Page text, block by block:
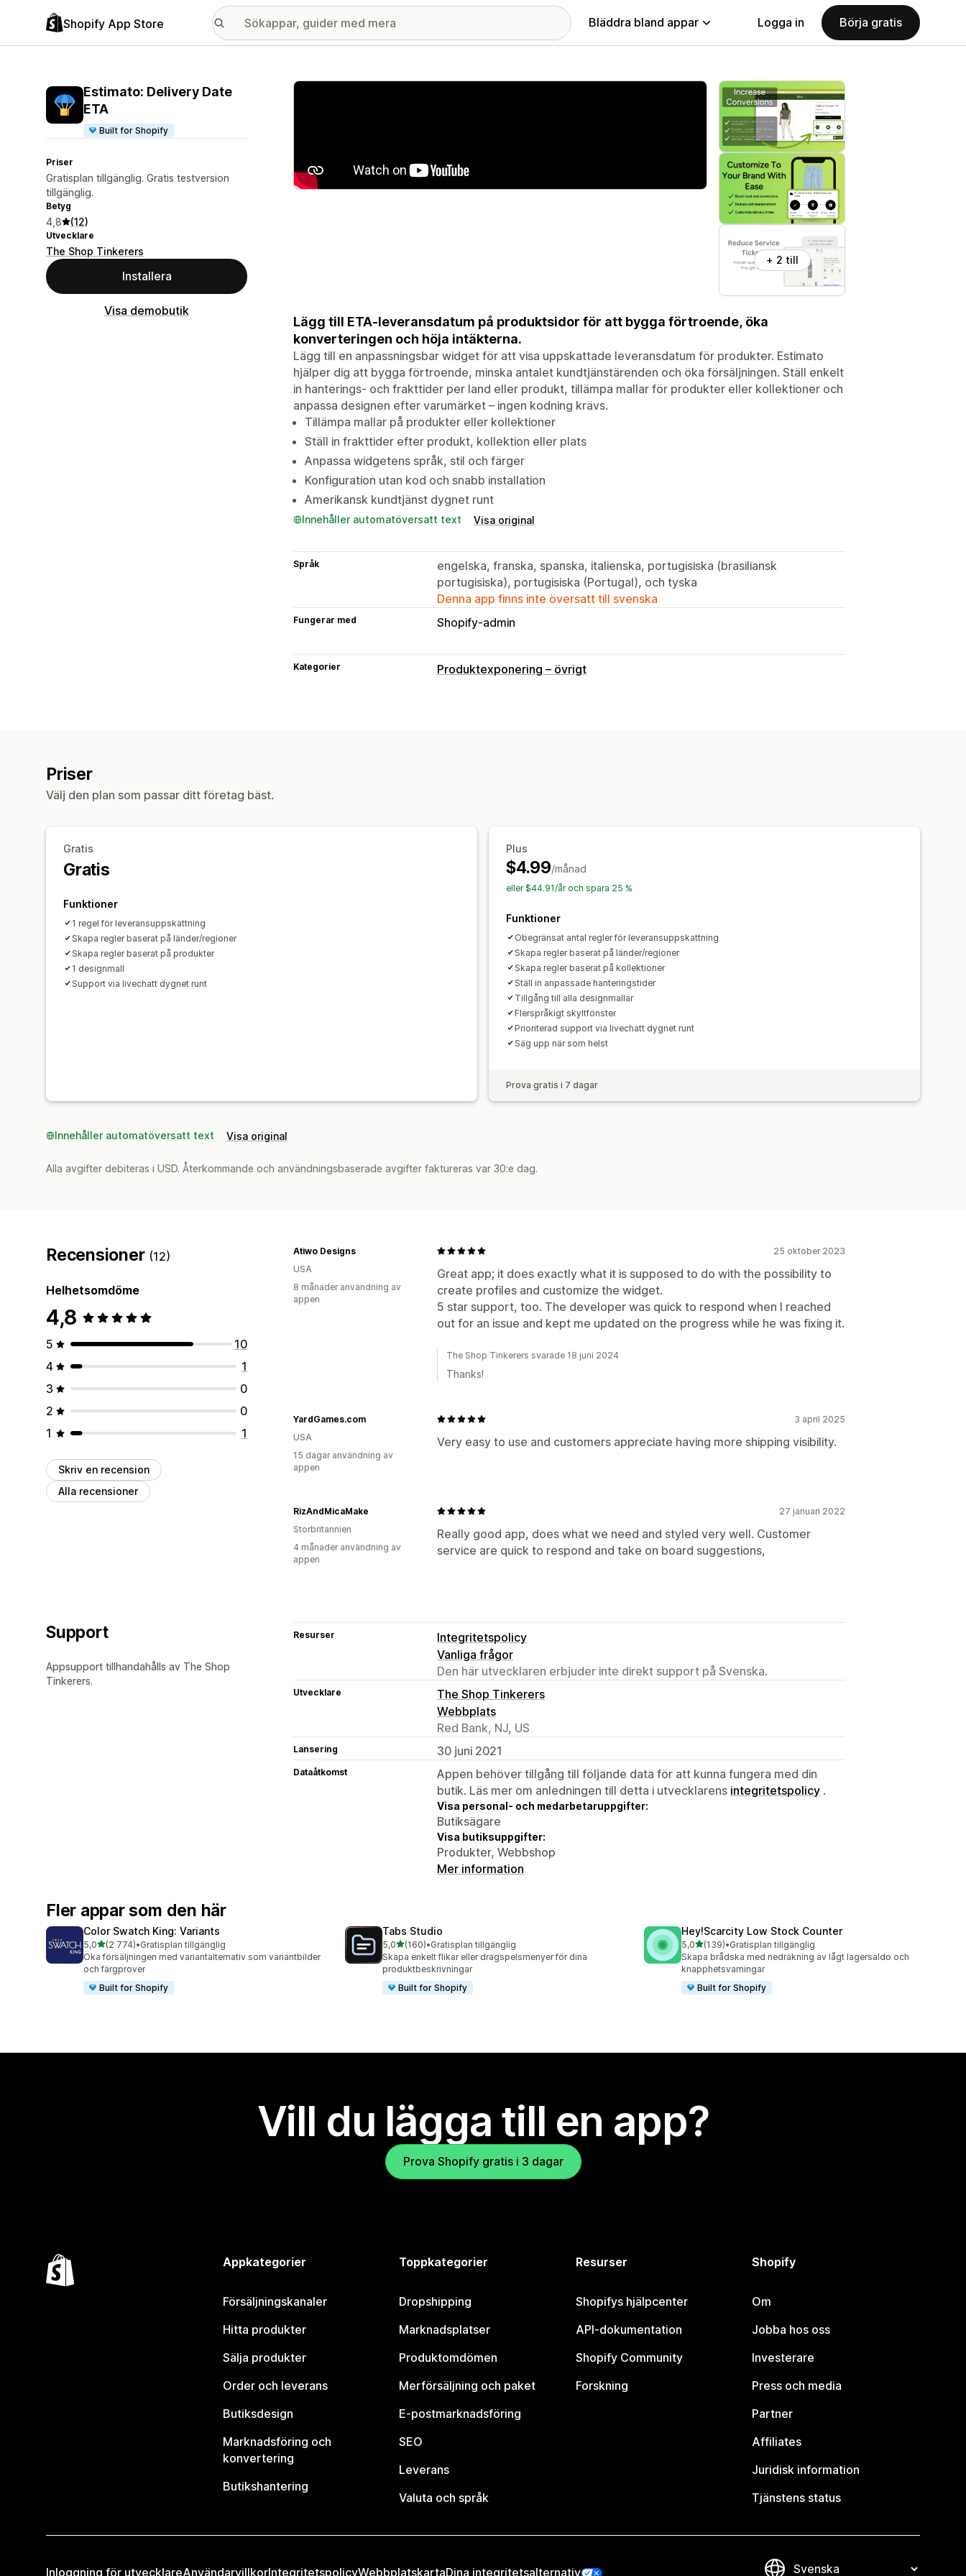
Shopify App Store Bläddra bland appar Logga in Börja gratis
Estimato: Delivery Date
ETA
Built for Shopify
Priser
Gratisplan tillgänglig. Gratis testversion
tillgänglig.
Betyg
4,8 (12)
Utvecklare
The Shop Tinkerers
Installera
Visa demobutik
Galleri med utvalda bilder
+ 2 till
Lägg till ETA-leveransdatum på produktsidor för att bygga förtroende, öka
konverteringen och höja intäkterna.
Lägg till en anpassningsbar widget för att visa uppskattade leveransdatum för produkter. Estimato
hjälper dig att bygga förtroende, minska antalet kundtjänstärenden och öka försäljningen. Ställ enkelt
in hanterings- och frakttider per land eller produkt, tillämpa mallar för produkter eller kollektioner och
anpassa designen efter varumärket – ingen kodning krävs.
Tillämpa mallar på produkter eller kollektioner
Ställ in frakttider efter produkt, kollektion eller plats
Anpassa widgetens språk, stil och färger
Konfiguration utan kod och snabb installation
Amerikansk kundtjänst dygnet runt
Innehåller automatöversatt text Visa original
Språk
engelska, franska, spanska, italienska, portugisiska (brasiliansk
portugisiska), portugisiska (Portugal), och tyska
Denna app finns inte översatt till svenska
Fungerar med Shopify-admin
Kategorier Produktexponering – övrigt
Priser
Välj den plan som passar ditt företag bäst.
Gratis
Gratis
Funktioner
1 regel för leveransuppskattning
Skapa regler baserat på länder/regioner
Skapa regler baserat på produkter
1 designmall
Support via livechatt dygnet runt
Plus
$4.99/månad
eller $44.91/år och spara 25 %
Funktioner
Obegränsat antal regler för leveransuppskattning
Skapa regler baserat på länder/regioner
Skapa regler baserat på kollektioner
Ställ in anpassade hanteringstider
Tillgång till alla designmallar
Flerspråkigt skyltfönster
Prioriterad support via livechatt dygnet runt
Säg upp när som helst
Prova gratis i 7 dagar
Innehåller automatöversatt text Visa original
Alla avgifter debiteras i USD. Återkommande och användningsbaserade avgifter faktureras var 30:e dag.
Recensioner (12)
Helhetsomdöme
4,8
5
10
4
1
3
0
2
0
1
1
Skriv en recension
Alla recensioner
25 oktober 2023
Great app; it does exactly what it is supposed to do with the possibility to
create profiles and customize the widget.
5 star support, too. The developer was quick to respond when I reached
out for an issue and kept me updated on the progress while he was fixing it.
Atiwo Designs
USA
8 månader användning av
appen
The Shop Tinkerers svarade 18 juni 2024
Thanks!
3 april 2025
Very easy to use and customers appreciate having more shipping visibility.
YardGames.com
USA
15 dagar användning av
appen
27 januari 2022
Really good app, does what we need and styled very well. Customer
service are quick to respond and take on board suggestions,
RizAndMicaMake
Storbritannien
4 månader användning av
appen
Support
Appsupport tillhandahålls av The Shop
Tinkerers.
Resurser
Integritetspolicy
Vanliga frågor
Den här utvecklaren erbjuder inte direkt support på Svenska.
Utvecklare
The Shop Tinkerers
Webbplats
Red Bank, NJ, US
Lansering 30 juni 2021
Dataåtkomst
Appen behöver tillgång till följande data för att kunna fungera med din
butik. Läs mer om anledningen till detta i utvecklarens integritetspolicy .
Visa personal- och medarbetaruppgifter:
Butiksägare
Visa butiksuppgifter:
Produkter, Webbshop
Mer information
Fler appar som den här
Color Swatch King: Variants
5,0av 5 stjärnor
(2 774)
2774 recensioner totalt
•Gratisplan tillgänglig
Öka försäljningen med variantalternativ som variantbilder
och färgprover
Built for Shopify
Tabs Studio
5,0av 5 stjärnor
(160)
160 recensioner totalt
•Gratisplan tillgänglig
Skapa enkelt flikar eller dragspelsmenyer för dina
produktbeskrivningar
Built for Shopify
Hey!Scarcity Low Stock Counter
5,0av 5 stjärnor
(139)
139 recensioner totalt
•Gratisplan tillgänglig
Skapa brådska med nedräkning av lågt lagersaldo och
knapphetsvarningar
Built for Shopify
Vill du lägga till en app?
Prova Shopify gratis i 3 dagar
Appkategorier
Försäljningskanaler
Hitta produkter
Sälja produkter
Order och leverans
Butiksdesign
Marknadsföring och
konvertering
Butikshantering
Toppkategorier
Dropshipping
Marknadsplatser
Produktomdömen
Merförsäljning och paket
E-postmarknadsföring
SEO
Leverans
Valuta och språk
Resurser
Shopifys hjälpcenter
API-dokumentation
Shopify Community
Forskning
Shopify
Om
Jobba hos oss
Investerare
Press och media
Partner
Affiliates
Juridisk information
Tjänstens status
Inloggning för utvecklareAnvändarvillkorIntegritetspolicyWebbplatskartaDina integritetsalternativ